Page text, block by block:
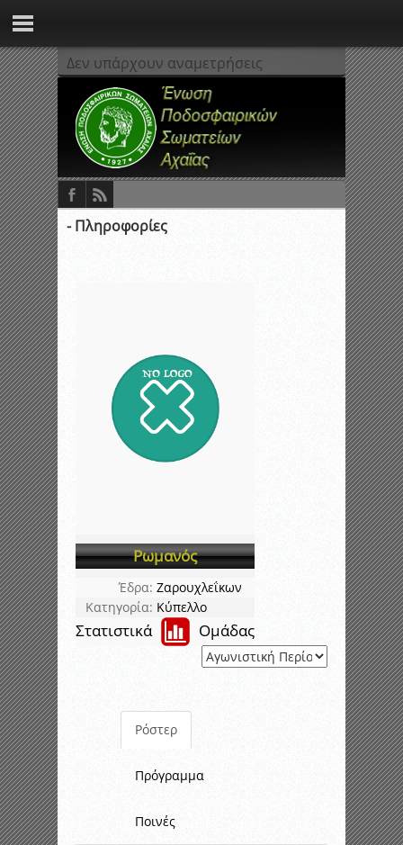
Δεν υπάρχουν αναμετρήσεις
- Πληροφορίες
Ρωμανός
Έδρα: Ζαρουχλεΐκων
Κατηγορία: Κύπελλο
Στατιστικά Ομάδας
Ρόστερ
Πρόγραμμα
Ποινές